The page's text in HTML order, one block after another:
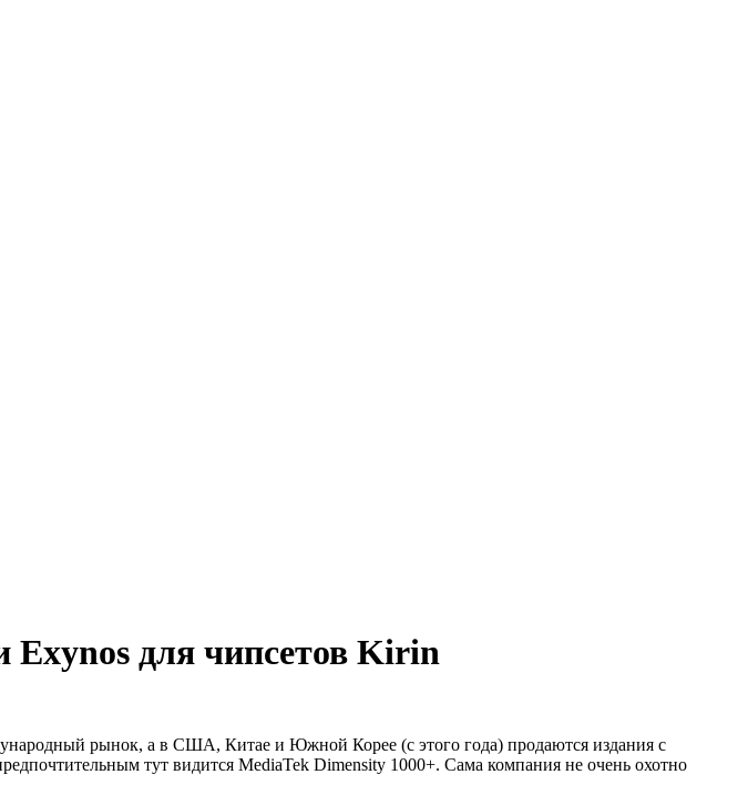
Exynos для чипсетов Kirin
рынок, а в США, Китае и Южной Корее (с этого года) продаются издания с
тут видится MediaTek Dimensity 1000+. Сама компания не очень охотно